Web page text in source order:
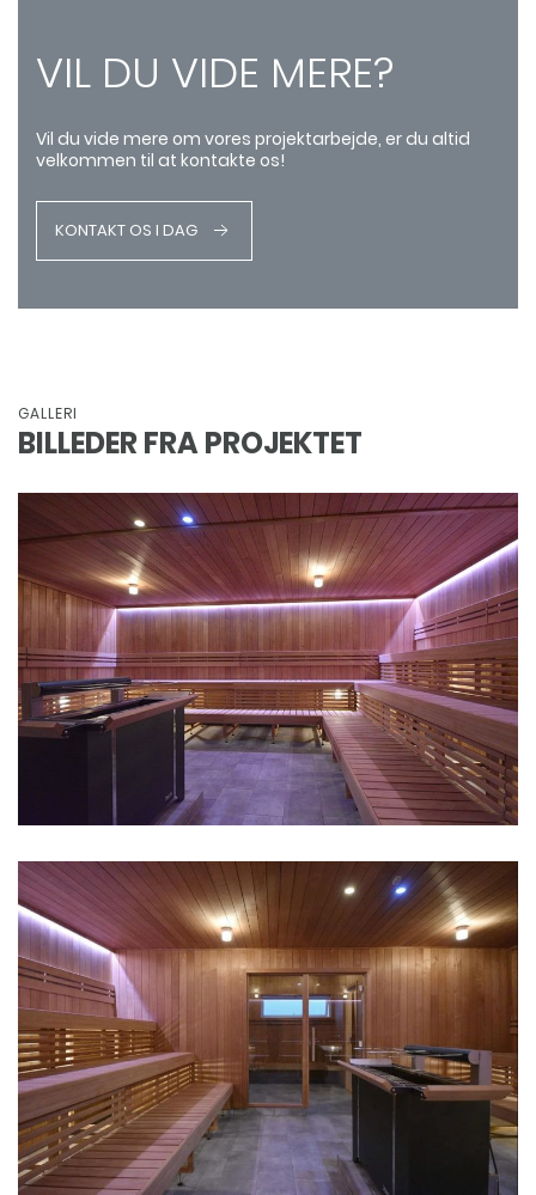
VIL DU VIDE MERE?
Vil du vide mere om vores projektarbejde, er du altid
velkommen til at kontakte os!
KONTAKT OS I DAG
GALLERI
BILLEDER FRA PROJEKTET
SAUNA MED TO BÆNKNIVEAUER
CENTRALT PLACERET SAUNAOVN